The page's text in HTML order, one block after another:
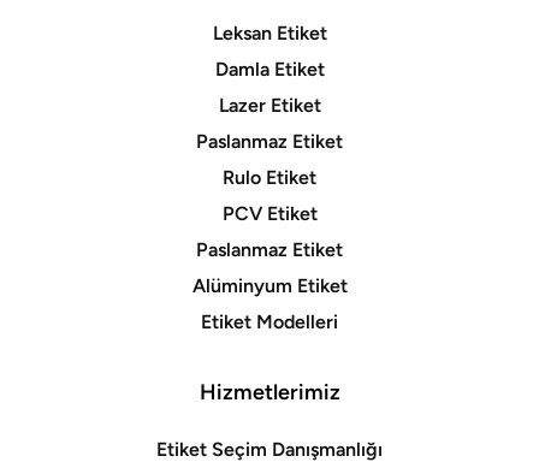
Leksan Etiket
Damla Etiket
Lazer Etiket
Paslanmaz Etiket
Rulo Etiket
PCV Etiket
Paslanmaz Etiket
Alüminyum Etiket
Etiket Modelleri
Hizmetlerimiz
Etiket Seçim Danışmanlığı